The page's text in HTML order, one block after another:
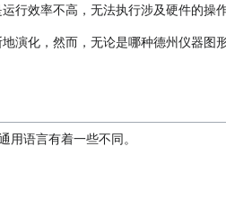
行效率不高，无法执行涉及硬件的操
演化，然而，无论是哪种德州仪器图
用语言有着一些不同。